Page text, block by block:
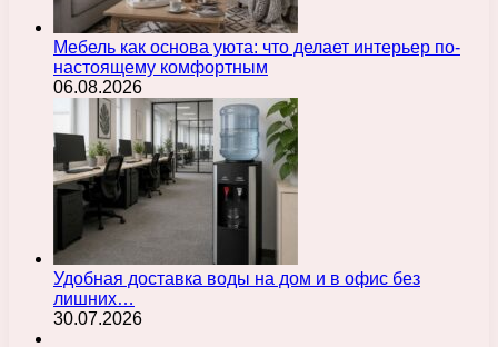
Мебель как основа уюта: что делает интерьер по-
настоящему комфортным
06.08.2026
Удобная доставка воды на дом и в офис без
лишних…
30.07.2026